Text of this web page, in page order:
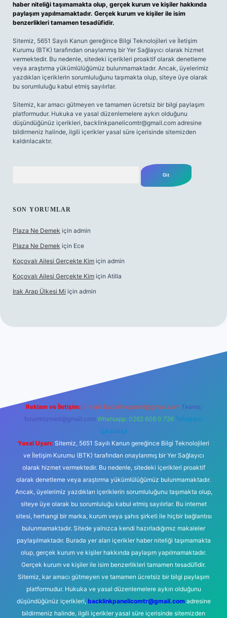
haber niteliği taşımamakta olup, gerçek kurum ve kişiler hakkında
paylaşım yapılmamaktadır. Gerçek kurum ve kişiler ile isim
benzerlikleri tamamen tesadüfidir.
Sitemiz, 5651 Sayılı Kanun gereğince Bilgi Teknolojileri ve İletişim
Kurumu (BTK) tarafından onaylanmış bir Yer Sağlayıcı olarak hizmet
vermektedir. Bu nedenle, sitedeki içerikleri proaktif olarak denetleme
veya araştırma yükümlülüğümüz bulunmamaktadır. Ancak, üyelerimiz
yazdıkları içeriklerin sorumluluğunu taşımakta olup, siteye üye olarak
bu sorumluluğu kabul etmiş sayılırlar.
Sitemiz, kar amacı gütmeyen ve tamamen ücretsiz bir bilgi paylaşım
platformudur. Hukuka ve yasal düzenlemelere aykırı olduğunu
düşündüğünüz içerikleri, backlinkpanelicomtr@gmail.com adresine
bildirmeniz halinde, ilgili içerikler yasal süre içerisinde sitemizden
kaldırılacaktır.
SON YORUMLAR
Plaza Ne Demek için admin
Plaza Ne Demek için Ece
Koçovalı Ailesi Gerçekte Kim için admin
Koçovalı Ailesi Gerçekte Kim için Atilla
Irak Arap Ülkesi Mi için admin
Reklam ve İletişim: E-mail: backlinkpaneli@gmail.com Teams:
forumhizmeti@gmail.com Whatsapp: 0262 606 0 726 Telegram:
@karabul
Yasal Uyarı: Sitemiz, 5651 Sayılı Kanun gereğince Bilgi Teknolojileri
ve İletişim Kurumu (BTK) tarafından onaylanmış bir Yer Sağlayıcı
olarak hizmet vermektedir. Bu nedenle, sitedeki içerikleri proaktif
olarak denetleme veya araştırma yükümlülüğümüz bulunmamaktadır.
Ancak, üyelerimiz yazdıkları içeriklerin sorumluluğunu taşımakta olup,
siteye üye olarak bu sorumluluğu kabul etmiş sayılırlar. Bu internet
sitesi, herhangi bir marka, kurum veya şahıs şirketi ile hiçbir bağlantısı
bulunmamaktadır. Sitede yalnızca kendi hazırladığımız makaleler
paylaşılmaktadır. Burada yer alan içerikler haber niteliği taşımamakta
olup, gerçek kurum ve kişiler hakkında paylaşım yapılmamaktadır.
Gerçek kurum ve kişiler ile isim benzerlikleri tamamen tesadüfidir.
Sitemiz, kar amacı gütmeyen ve tamamen ücretsiz bir bilgi paylaşım
platformudur. Hukuka ve yasal düzenlemelere aykırı olduğunu
düşündüğünüz içerikleri, backlinkpanelicomtr@gmail.comadresine
bildirmeniz halinde, ilgili içerikler yasal süre içerisinde sitemizden